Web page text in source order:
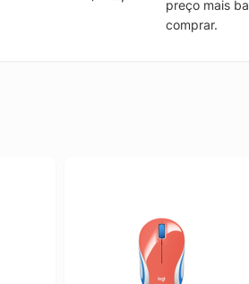
preço mais
comprar.